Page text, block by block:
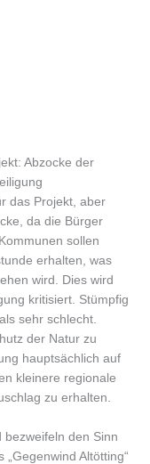
Abzocke der
das Projekt, aber
da die Bürger
sollen
erhalten, was
wird. Dies wird
kritisiert. Stümpfig
sehr schlecht.
der Natur zu
hauptsächlich auf
kleinere regionale
zu erhalten.
den Sinn
Altötting“